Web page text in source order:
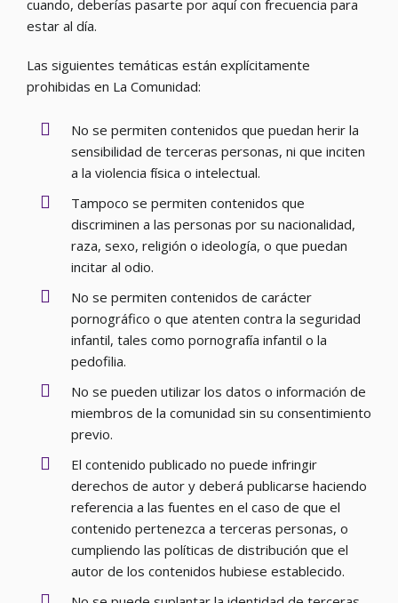
cuando, deberías pasarte por aquí con frecuencia para
estar al día.
Las siguientes temáticas están explícitamente
prohibidas en La Comunidad:
No se permiten contenidos que puedan herir la
sensibilidad de terceras personas, ni que inciten
a la violencia física o intelectual.
Tampoco se permiten contenidos que
discriminen a las personas por su nacionalidad,
raza, sexo, religión o ideología, o que puedan
incitar al odio.
No se permiten contenidos de carácter
pornográfico o que atenten contra la seguridad
infantil, tales como pornografía infantil o la
pedofilia.
No se pueden utilizar los datos o información de
miembros de la comunidad sin su consentimiento
previo.
El contenido publicado no puede infringir
derechos de autor y deberá publicarse haciendo
referencia a las fuentes en el caso de que el
contenido pertenezca a terceras personas, o
cumpliendo las políticas de distribución que el
autor de los contenidos hubiese establecido.